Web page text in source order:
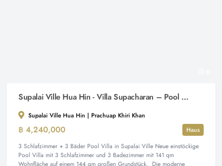
Supalai Ville Hua Hin - Villa Supacharan – Pool Villa mit 3 Schlafzimmern
Supalai Ville Hua Hin | Prachuap Khiri Khan
฿ 4,240,000
Haus
3 Schlafzimmer + 3 Bäder Pool Villa in Supalai Ville Neue einstöckige
Pool Villa mit 3 Schlafzimmer und 3 Badezimmer mit 141 qm
Wohnfläche auf einem 144 qm großen Grundstück. Die moderne